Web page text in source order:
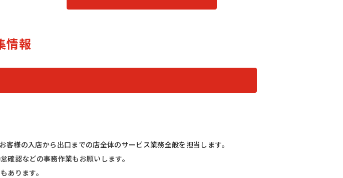
情報
様の入店から出口までの店全体のサービス業務全般を担当します。
確認などの事務作業もお願いします。
あります。